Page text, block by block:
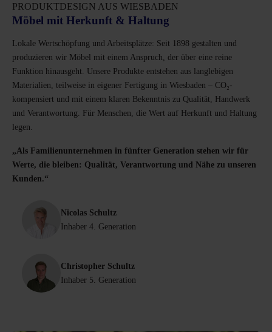
PRODUKTDESIGN AUS WIESBADEN
Möbel mit Herkunft & Haltung
Lokale Wertschöpfung und Arbeitsplätze: Seit 1898 gestalten und
produzieren wir Möbel mit einem Anspruch, der über eine reine
Funktion hinausgeht. Unsere Produkte entstehen aus langlebigen
Materialien, teilweise in eigener Fertigung in Wiesbaden – CO₂-
kompensiert und mit einem klaren Bekenntnis zu Qualität, Handwerk
und Verantwortung. Für Menschen, die Wert auf Herkunft und Haltung
legen.
„Als Familienunternehmen in fünfter Generation stehen wir für
Werte, die bleiben: Qualität, Verantwortung und Nähe zu unseren
Kunden.“
Nicolas Schultz
Inhaber 4. Generation
Christopher Schultz
Inhaber 5. Generation